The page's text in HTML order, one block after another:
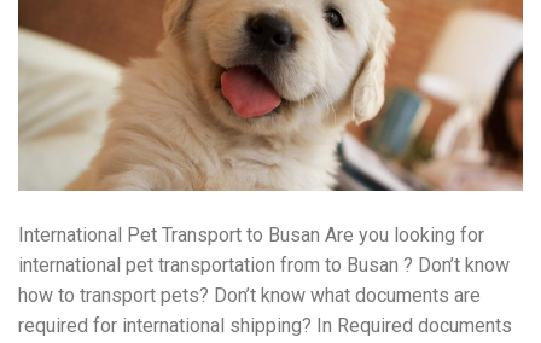
International Pet Transport to Busan Are you looking for
international pet transportation from to Busan ? Don’t know
how to transport pets? Don’t know what documents are
required for international shipping? In Required documents